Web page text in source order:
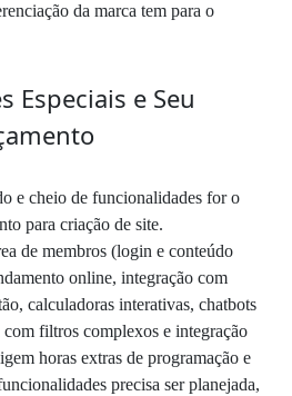
da marca tem para o
Especiais e Seu
e cheio de funcionalidades for o
para criação de site.
de membros (login e conteúdo
online, integração com
calculadoras interativas, chatbots
com filtros complexos e integração
horas extras de programação e
precisa ser planejada,